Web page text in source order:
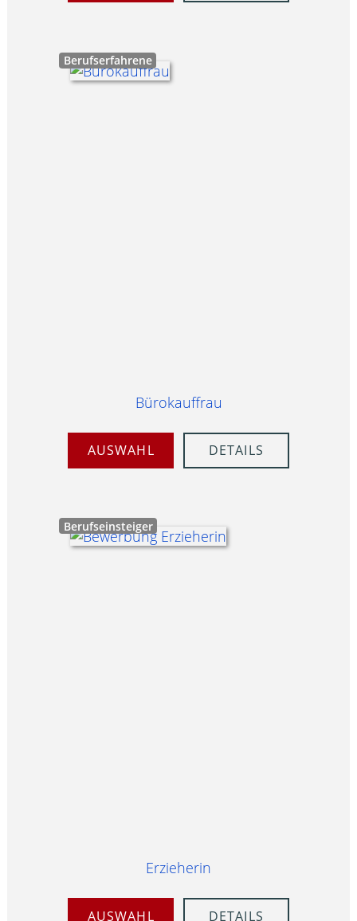
Berufserfahrene
Bürokauffrau
AUSWAHL DETAILS
Berufseinsteiger
Erzieherin
AUSWAHL DETAILS